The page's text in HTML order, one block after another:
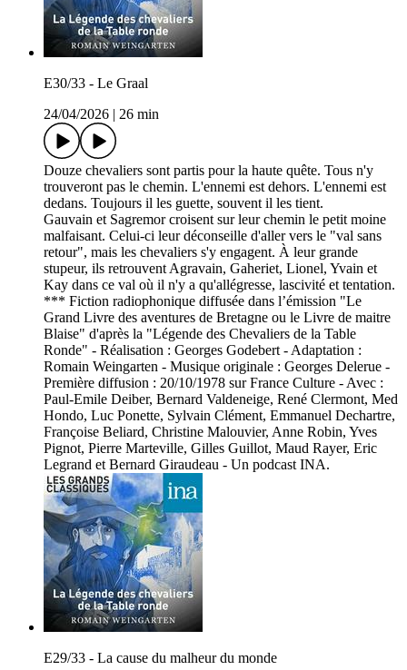
E30/33 - Le Graal
24/04/2026
26 min
Douze chevaliers sont partis pour la haute quête. Tous n'y
trouveront pas le chemin. L'ennemi est dehors. L'ennemi est
dedans. Toujours il les guette, souvent il les tient.
Gauvain et Sagremor croisent sur leur chemin le petit moine
malfaisant. Celui-ci leur déconseille d'aller vers le "val sans
retour", mais les chevaliers s'y engagent. À leur grande
stupeur, ils retrouvent Agravain, Gaheriet, Lionel, Yvain et
Kay dans ce val où il n'y a qu'allégresse, lascivité et tentation.
*** Fiction radiophonique diffusée dans l’émission "Le
Grand Livre des aventures de Bretagne ou le Livre de maitre
Blaise" d'après la "Légende des Chevaliers de la Table
Ronde" - Réalisation : Georges Godebert - Adaptation :
Romain Weingarten - Musique originale : Georges Delerue -
Première diffusion : 20/10/1978 sur France Culture - Avec :
Paul-Emile Deiber, Bernard Valdeneige, René Clermont, Med
Hondo, Luc Ponette, Sylvain Clément, Emmanuel Dechartre,
Françoise Beliard, Christine Malouvier, Anne Robin, Yves
Pignot, Pierre Marteville, Gilles Guillot, Maud Rayer, Eric
Legrand et Bernard Giraudeau - Un podcast INA.
E29/33 - La cause du malheur du monde